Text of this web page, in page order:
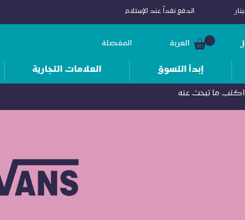
الدفع نقداً عند الإستلام
المفضلة العربة
العلامات التجارية إبدأ التسوق